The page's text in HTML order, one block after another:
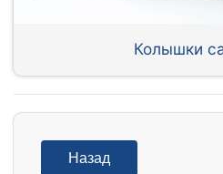
Колышки
Назад